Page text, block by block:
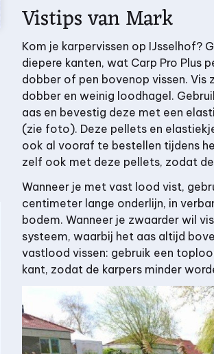
Vistips van Mark
Kom je karpervissen op IJsselhof?
diepere kanten, wat Carp Pro Plus
dobber of pen bovenop vissen.
dobber en weinig loodhagel.
aas en bevestig deze met een
(zie foto). Deze pellets en
ook al vooraf te bestellen tijdens
zelf ook met deze pellets, zodat
Wanneer je met vast lood vist,
centimeter lange onderlijn, in
bodem. Wanneer je zwaarder wil
systeem, waarbij het aas altijd
vastlood vissen: gebruik een
kant, zodat de karpers minder